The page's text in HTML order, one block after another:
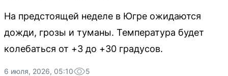
На предстоящей неделе в Югре ожидаются
дожди, грозы и туманы. Температура будет
колебаться от +3 до +30 градусов.
6 июля, 2026, 05:10 5